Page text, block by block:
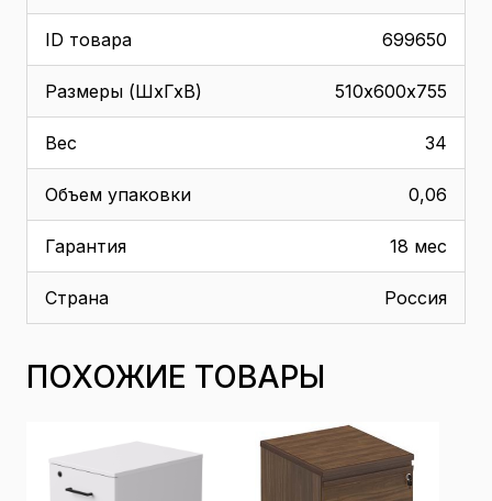
ID товара 699650
Размеры (ШхГхВ) 510х600x755
Вес 34
Объем упаковки 0,06
Гарантия 18 мес
Страна Россия
ПОХОЖИЕ ТОВАРЫ